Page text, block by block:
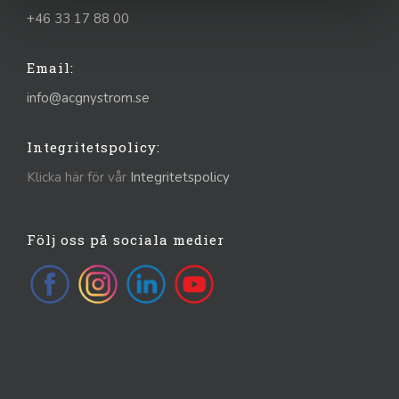
+46 33 17 88 00
Email:
info@acgnystrom.se
Integritetspolicy:
Klicka här för vår Integritetspolicy
Följ oss på sociala medier